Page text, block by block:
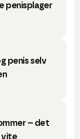
penisplager
penis selv
– det
vite